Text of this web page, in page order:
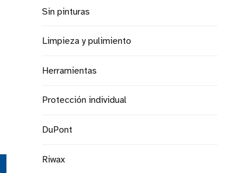
Sin pinturas
Limpieza y pulimiento
Herramientas
Protección individual
DuPont
Riwax